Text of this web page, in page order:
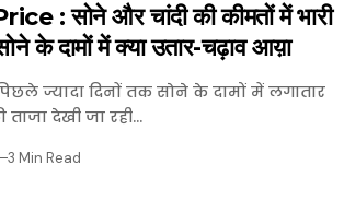
: सोने और चांदी की कीमतों में भारी
के दामाें में क्या उतार-चढ़ाव आय़ा
ज्यादा दिनाें तक साेने के दामों में लगातार
देखी जा रही…
3 Min Read